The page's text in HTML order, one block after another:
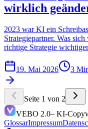
wirklich
2023 war KI ein
Strategiepartner. Was
richtige Strategie
19. Mai 2026 3
Seite 1 von 2
VEBO 2.0– KI-
GlossarImpressum